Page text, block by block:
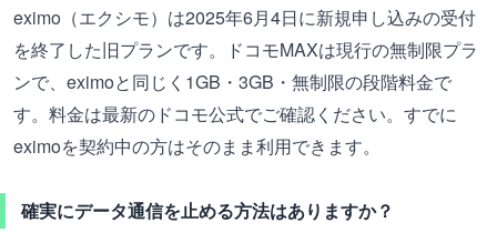
eximo（エクシモ）は2025年6月4日に新規申し込みの受付
を終了した旧プランです。ドコモMAXは現行の無制限プラ
ンで、eximoと同じく1GB・3GB・無制限の段階料金で
す。料金は最新のドコモ公式でご確認ください。すでに
eximoを契約中の方はそのまま利用できます。
確実にデータ通信を止める方法はありますか？